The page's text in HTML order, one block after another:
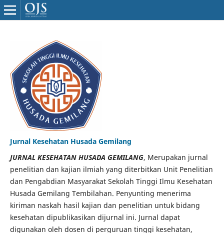
Jurnal Kesehatan Husada Gemilang
JURNAL KESEHATAN HUSADA GEMILANG, Merupakan jurnal
penelitian dan kajian ilmiah yang diterbitkan Unit Penelitian
dan Pengabdian Masyarakat Sekolah Tinggi Ilmu Kesehatan
Husada Gemilang Tembilahan. Penyunting menerima
kiriman naskah hasil kajian dan penelitian untuk bidang
kesehatan dipublikasikan dijurnal ini. Jurnal dapat
digunakan oleh dosen di perguruan tinggi kesehatan,